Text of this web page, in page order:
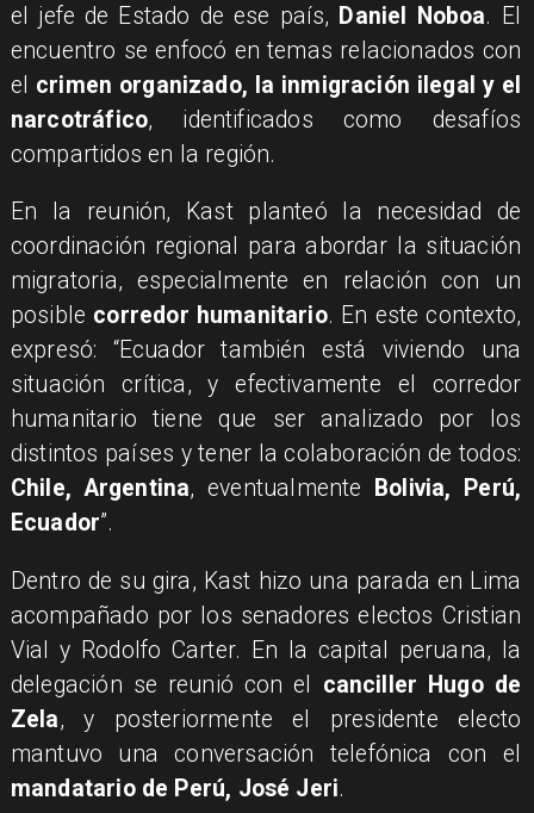
el jefe de Estado de ese país, Daniel Noboa. El
encuentro se enfocó en temas relacionados con
el crimen organizado, la inmigración ilegal y el
narcotráfico, identificados como desafíos
compartidos en la región.
En la reunión, Kast planteó la necesidad de
coordinación regional para abordar la situación
migratoria, especialmente en relación con un
posible corredor humanitario. En este contexto,
expresó: “Ecuador también está viviendo una
situación crítica, y efectivamente el corredor
humanitario tiene que ser analizado por los
distintos países y tener la colaboración de todos:
Chile, Argentina, eventualmente
Bolivia, Perú,
Ecuador”.
Dentro de su gira, Kast hizo una parada en Lima
acompañado por los senadores electos Cristian
Vial y Rodolfo Carter. En la capital peruana, la
delegación se reunió con el canciller Hugo de
Zela, y posteriormente el presidente electo
mantuvo una conversación telefónica con el
mandatario de Perú, José Jeri.